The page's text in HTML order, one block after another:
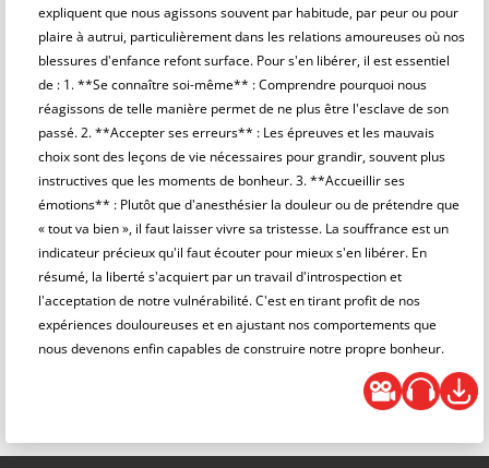
expliquent que nous agissons souvent par habitude, par peur ou pour
plaire à autrui, particulièrement dans les relations amoureuses où nos
blessures d'enfance refont surface. Pour s'en libérer, il est essentiel
de : 1. **Se connaître soi-même** : Comprendre pourquoi nous
réagissons de telle manière permet de ne plus être l'esclave de son
passé. 2. **Accepter ses erreurs** : Les épreuves et les mauvais
choix sont des leçons de vie nécessaires pour grandir, souvent plus
instructives que les moments de bonheur. 3. **Accueillir ses
émotions** : Plutôt que d'anesthésier la douleur ou de prétendre que
« tout va bien », il faut laisser vivre sa tristesse. La souffrance est un
indicateur précieux qu'il faut écouter pour mieux s'en libérer. En
résumé, la liberté s'acquiert par un travail d'introspection et
l'acceptation de notre vulnérabilité. C'est en tirant profit de nos
expériences douloureuses et en ajustant nos comportements que
nous devenons enfin capables de construire notre propre bonheur.